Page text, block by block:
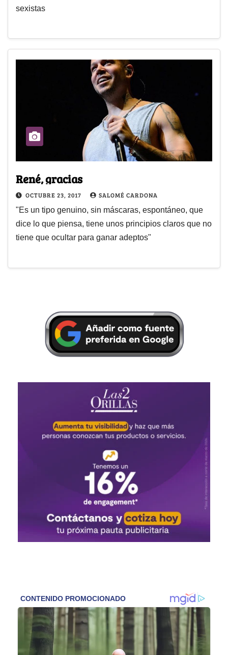
sexistas
René, gracias
OCTUBRE 23, 2017 SALOMÉ CARDONA
"Es un tipo genuino, sin máscaras, espontáneo, que
dice lo que piensa, tiene unos principios claros que no
tiene que ocultar para ganar adeptos"